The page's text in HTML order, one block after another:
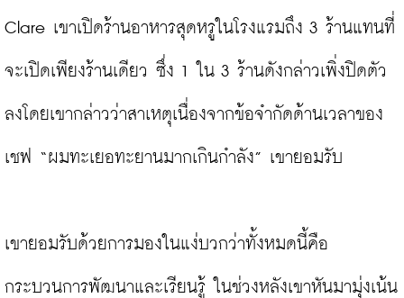
Clare เขาเปิดร้านอาหารสุดหรูในโรงแรมถึง 3 ร้านแทนที่
จะเปิดเพียงร้านเดียว ซึ่ง 1 ใน 3 ร้านดังกล่าวเพิ่งปิดตัว
ลงโดยเขากล่าวว่าสาเหตุเนื่องจากข้อจำกัดด้านเวลาของ
เชฟ “ผมทะเยอทะยานมากเกินกำลัง” เขายอมรับ
เขายอมรับด้วยการมองในแง่บวกว่าทั้งหมดนี้คือ
กระบวนการพัฒนาและเรียนรู้ ในช่วงหลังเขาหันมามุ่งเน้น